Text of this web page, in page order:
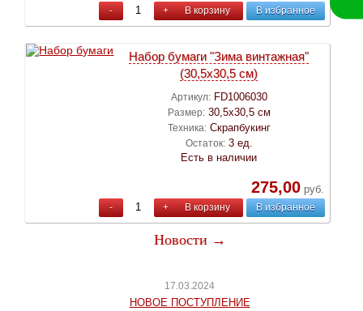
- + В корзину В избранное
Набор бумаги "Зима винтажная"
(30,5х30,5 см)
Артикул: FD1006030
Размер: 30,5х30,5 см
Техника: Скрапбукинг
Остаток: 3 ед.
Есть в наличии
275,00руб.
- + В корзину В избранное
Новости →
17.03.2024
НОВОЕ ПОСТУПЛЕНИЕ